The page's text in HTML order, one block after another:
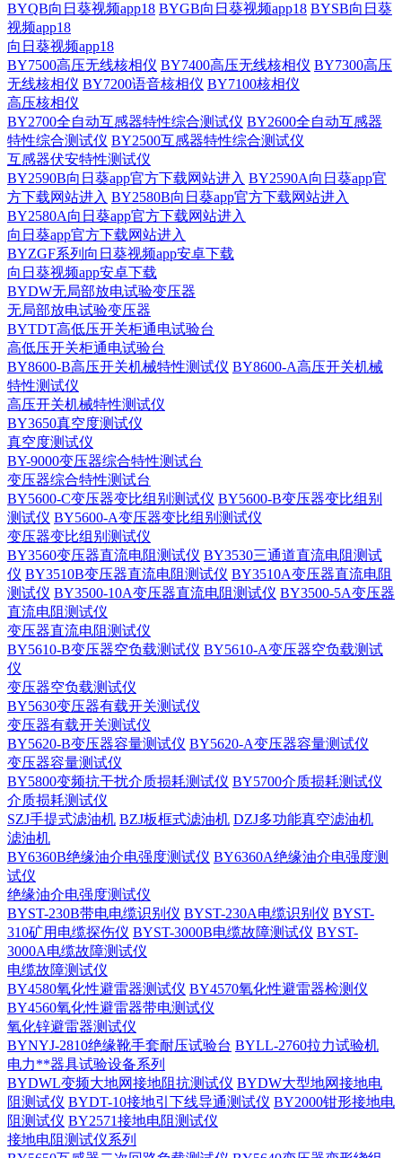
BYQB向日葵视频app18 BYGB向日葵视频app18 BYSB向日葵
视频app18
向日葵视频app18
BY7500高压无线核相仪 BY7400高压无线核相仪 BY7300高压
无线核相仪 BY7200语音核相仪 BY7100核相仪
高压核相仪
BY2700全自动互感器特性综合测试仪 BY2600全自动互感器
特性综合测试仪 BY2500互感器特性综合测试仪
互感器伏安特性测试仪
BY2590B向日葵app官方下载网站进入 BY2590A向日葵app官
方下载网站进入 BY2580B向日葵app官方下载网站进入
BY2580A向日葵app官方下载网站进入
向日葵app官方下载网站进入
BYZGF系列向日葵视频app安卓下载
向日葵视频app安卓下载
BYDW无局部放电试验变压器
无局部放电试验变压器
BYTDT高低压开关柜通电试验台
高低压开关柜通电试验台
BY8600-B高压开关机械特性测试仪 BY8600-A高压开关机械
特性测试仪
高压开关机械特性测试仪
BY3650真空度测试仪
真空度测试仪
BY-9000变压器综合特性测试台
变压器综合特性测试台
BY5600-C变压器变比组别测试仪 BY5600-B变压器变比组别
测试仪 BY5600-A变压器变比组别测试仪
变压器变比组别测试仪
BY3560变压器直流电阻测试仪 BY3530三通道直流电阻测试
仪 BY3510B变压器直流电阻测试仪 BY3510A变压器直流电阻
测试仪 BY3500-10A变压器直流电阻测试仪 BY3500-5A变压器
直流电阻测试仪
变压器直流电阻测试仪
BY5610-B变压器空负载测试仪 BY5610-A变压器空负载测试
仪
变压器空负载测试仪
BY5630变压器有载开关测试仪
变压器有载开关测试仪
BY5620-B变压器容量测试仪 BY5620-A变压器容量测试仪
变压器容量测试仪
BY5800变频抗干扰介质损耗测试仪 BY5700介质损耗测试仪
介质损耗测试仪
SZJ手提式滤油机 BZJ板框式滤油机 DZJ多功能真空滤油机
滤油机
BY6360B绝缘油介电强度测试仪 BY6360A绝缘油介电强度测
试仪
绝缘油介电强度测试仪
BYST-230B带电电缆识别仪 BYST-230A电缆识别仪 BYST-
310矿用电缆探伤仪 BYST-3000B电缆故障测试仪 BYST-
3000A电缆故障测试仪
电缆故障测试仪
BY4580氧化性避雷器测试仪 BY4570氧化性避雷器检测仪
BY4560氧化性避雷器带电测试仪
氧化锌避雷器测试仪
BYNYJ-2810绝缘靴手套耐压试验台 BYLL-2760拉力试验机
电力**器具试验设备系列
BYDWL变频大地网接地阻抗测试仪 BYDW大型地网接地电
阻测试仪 BYDT-10接地引下线导通测试仪 BY2000钳形接地电
阻测试仪 BY2571接地电阻测试仪
接地电阻测试仪系列